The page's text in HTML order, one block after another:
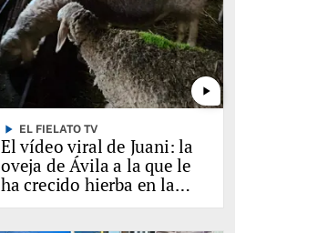
play_arrow
play_arrow EL FIELATO TV
El vídeo viral de Juani: la
oveja de Ávila a la que le
ha crecido hierba en la
lana